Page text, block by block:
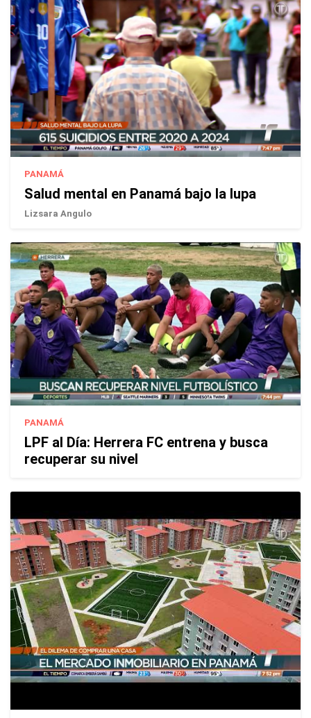
PANAMÁ
Salud mental en Panamá bajo la lupa
Lizsara Angulo
PANAMÁ
LPF al Día: Herrera FC entrena y busca
recuperar su nivel